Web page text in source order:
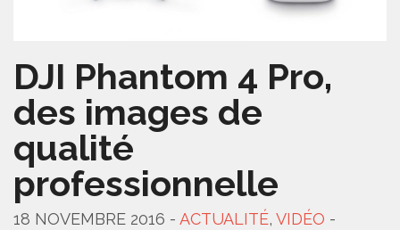
DJI Phantom 4 Pro,
des images de
qualité
professionnelle
18 NOVEMBRE 2016 - ACTUALITÉ, VIDÉO -